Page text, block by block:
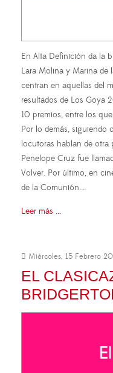
En Alta Definición da la
Lara Molina y Marina de
centran en aquellas del
resultados de Los Goya
10 premios, entre los
Por lo demás, siguiendo
locutoras hablan de otra
Penelope Cruz fue
Volver. Por último, en
de la Comunión.…
Leer más ...
Miércoles, 15 Febrero
EL